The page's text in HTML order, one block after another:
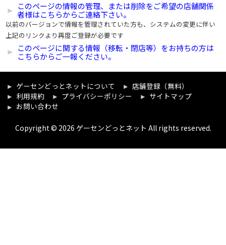
このページの情報の管理、または削除をご希望の店舗関係
者様はこちらからご連絡下さい。
以前のバージョンで情報を管理されていた方も、システムの変更に伴い
上記のリンクより再度ご登録が必要です
このページに関する情報（移転・閉店等）をお持ちの方は
こちらからご一報ください。
ゲーセンどっとネットについて
店舗登録（無料）
利用規約
プライバシーポリシー
サイトマップ
お問い合わせ
Copyright © 2026 ゲーセンどっとネット All rights reserved.